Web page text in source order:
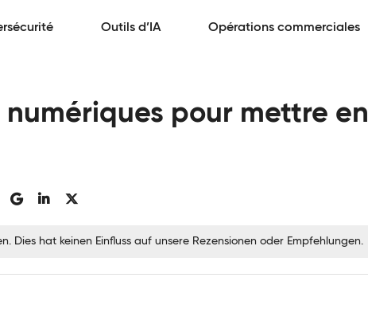
Outils d’IA Opérations commerciales
pour mettre en
Dies hat keinen Einfluss auf unsere Rezensionen oder Empfehlungen.